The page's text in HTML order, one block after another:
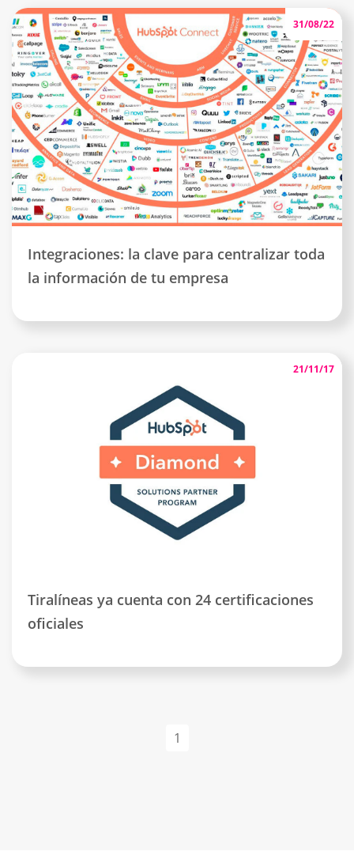
31/08/22
Integraciones: la clave para centralizar toda
la información de tu empresa
21/11/17
Tiralíneas ya cuenta con 24 certificaciones
oficiales
1